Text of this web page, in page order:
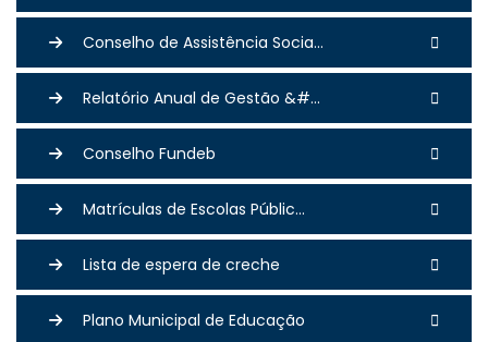
Conselho de Assistência Socia...
Relatório Anual de Gestão &#...
Conselho Fundeb
Matrículas de Escolas Públic...
Lista de espera de creche
Plano Municipal de Educação